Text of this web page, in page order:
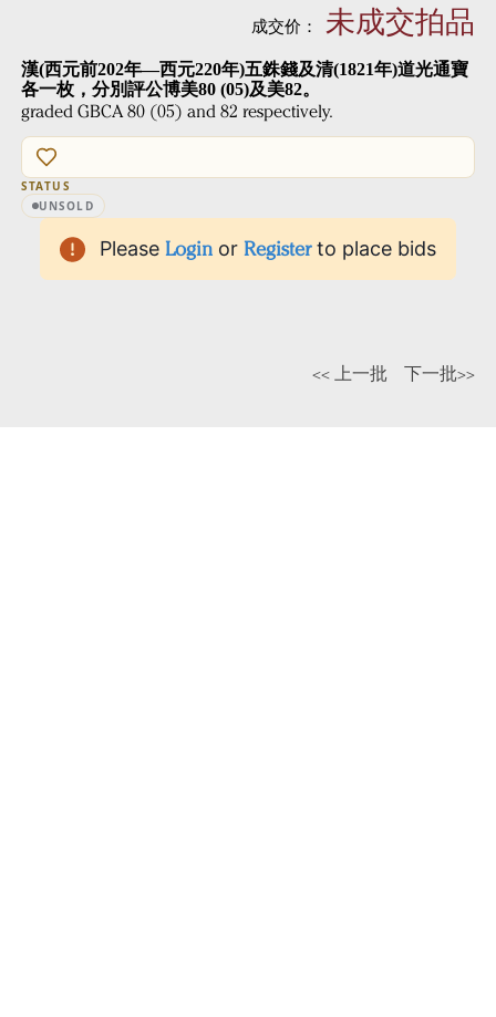
成交价： 未成交拍品
漢(西元前202年—西元220年)五銖錢及清(1821年)道光通寶
各一枚，分別評公博美80 (05)及美82。
graded GBCA 80 (05) and 82 respectively.
STATUS
UNSOLD
Please Login or Register to place bids
<< 上一批 下一批>>